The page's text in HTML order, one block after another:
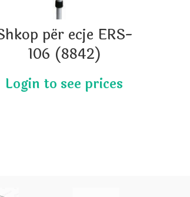
për ecje ERS-
106 (8842)